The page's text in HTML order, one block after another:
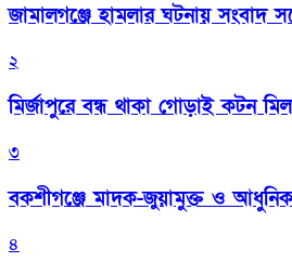
জামালগঞ্জে হামলার ঘটনায় সংবাদ
২
মির্জাপুরে বন্ধ থাকা গোড়াই কটন
৩
বকশীগঞ্জে মাদক-জুয়ামুক্ত ও
৪